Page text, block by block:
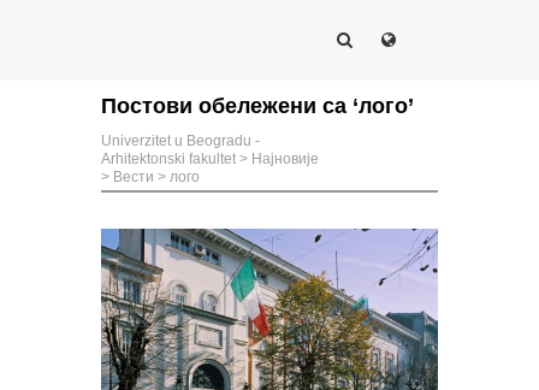
Постови обележени са ‘лого’
Univerzitet u Beogradu -
Arhitektonski fakultet > Најновије
> Вести > лого